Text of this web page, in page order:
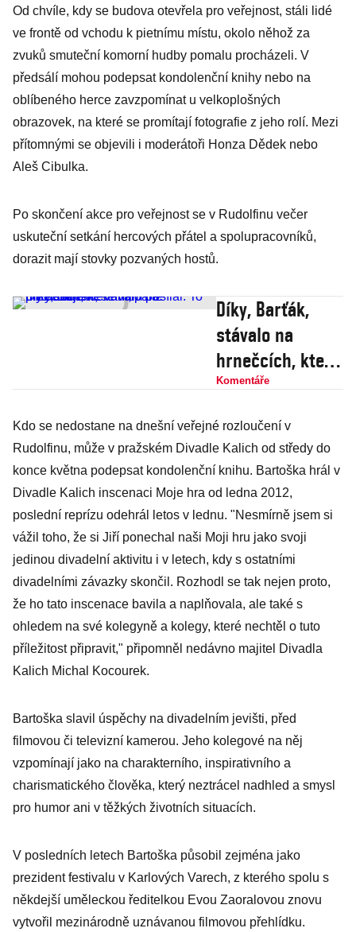
Od chvíle, kdy se budova otevřela pro veřejnost, stáli lidé
ve frontě od vchodu k pietnímu místu, okolo něhož za
zvuků smuteční komorní hudby pomalu procházeli. V
předsálí mohou podepsat kondolenční knihy nebo na
oblíbeného herce zavzpomínat u velkoplošných
obrazovek, na které se promítají fotografie z jeho rolí. Mezi
přítomnými se objevili i moderátoři Honza Dědek nebo
Aleš Cibulka.
Po skončení akce pro veřejnost se v Rudolfinu večer
uskuteční setkání hercových přátel a spolupracovníků,
dorazit mají stovky pozvaných hostů.
Díky, Barťák,
stávalo na
hrnečcích, které
nám posílal. To
vám, pane
prezidente
Komentáře
Kdo se nedostane na dnešní veřejné rozloučení v
Rudolfinu, může v pražském Divadle Kalich od středy do
konce května podepsat kondolenční knihu. Bartoška hrál v
Divadle Kalich inscenaci Moje hra od ledna 2012,
poslední reprízu odehrál letos v lednu. "Nesmírně jsem si
vážil toho, že si Jiří ponechal naši Moji hru jako svoji
jedinou divadelní aktivitu i v letech, kdy s ostatními
divadelními závazky skončil. Rozhodl se tak nejen proto,
že ho tato inscenace bavila a naplňovala, ale také s
ohledem na své kolegyně a kolegy, které nechtěl o tuto
příležitost připravit," připomněl nedávno majitel Divadla
Kalich Michal Kocourek.
Bartoška slavil úspěchy na divadelním jevišti, před
filmovou či televizní kamerou. Jeho kolegové na něj
vzpomínají jako na charakterního, inspirativního a
charismatického člověka, který neztrácel nadhled a smysl
pro humor ani v těžkých životních situacích.
V posledních letech Bartoška působil zejména jako
prezident festivalu v Karlových Varech, z kterého spolu s
někdejší uměleckou ředitelkou Evou Zaoralovou znovu
vytvořil mezinárodně uznávanou filmovou přehlídku.